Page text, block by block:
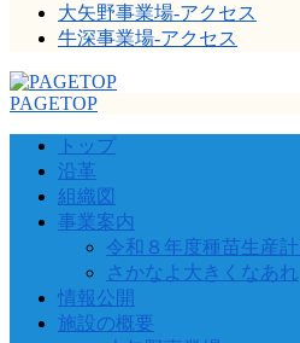
大矢野事業場-アクセス
牛深事業場-アクセス
PAGETOP
トップ
沿革
組織図
事業案内
令和８年度種苗生産
さかなよ大きくなあれ
情報公開
施設の概要